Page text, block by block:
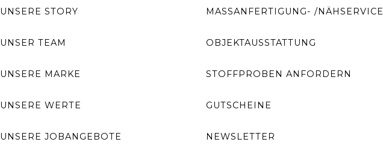
UNSERE STORY
UNSER TEAM
UNSERE MARKE
UNSERE WERTE
UNSERE JOBANGEBOTE
MASSANFERTIGUNG- /NÄHSERVICE
OBJEKTAUSSTATTUNG
STOFFPROBEN ANFORDERN
GUTSCHEINE
NEWSLETTER